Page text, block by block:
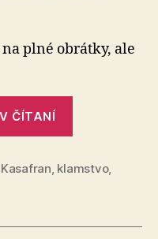
fašistické
plné obrátky, ale
ČÍTANÍ
fašistické
Kasafran, klamstvo,